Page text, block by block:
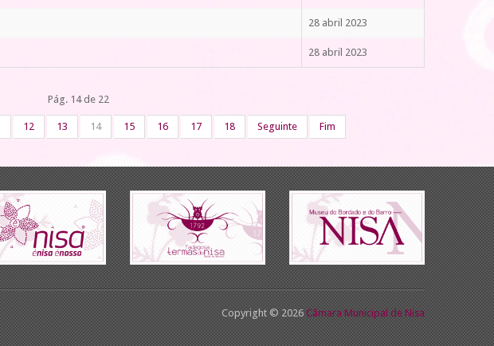
28 abril 2023
28 abril 2023
Pág. 14 de 22
12 13 14 15 16 17 18 Seguinte Fim
Copyright © 2026 Câmara Municipal de Nisa